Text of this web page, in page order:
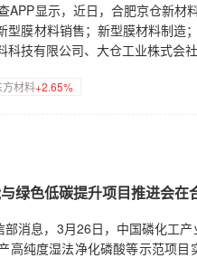
建设智慧家电产业园项目。【
项目等。【其他】普莱柯：普
成人甲流、乙流的治疗。至正股
四环：公司股票自5月20日起撤
APP显示，近日，合肥京仓新
型膜材料销售；新型膜材料制
技有限公司、大仓工业株式会社
方材料+2.65%
绿色低碳提升项目推进会在
消息，3月26日，中国磷化工
高纯度湿法净化磷酸等示范项